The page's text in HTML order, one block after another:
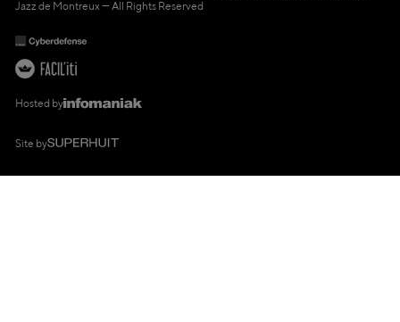
Jazz de Montreux — All Rights Reserved
Hosted by
Site by